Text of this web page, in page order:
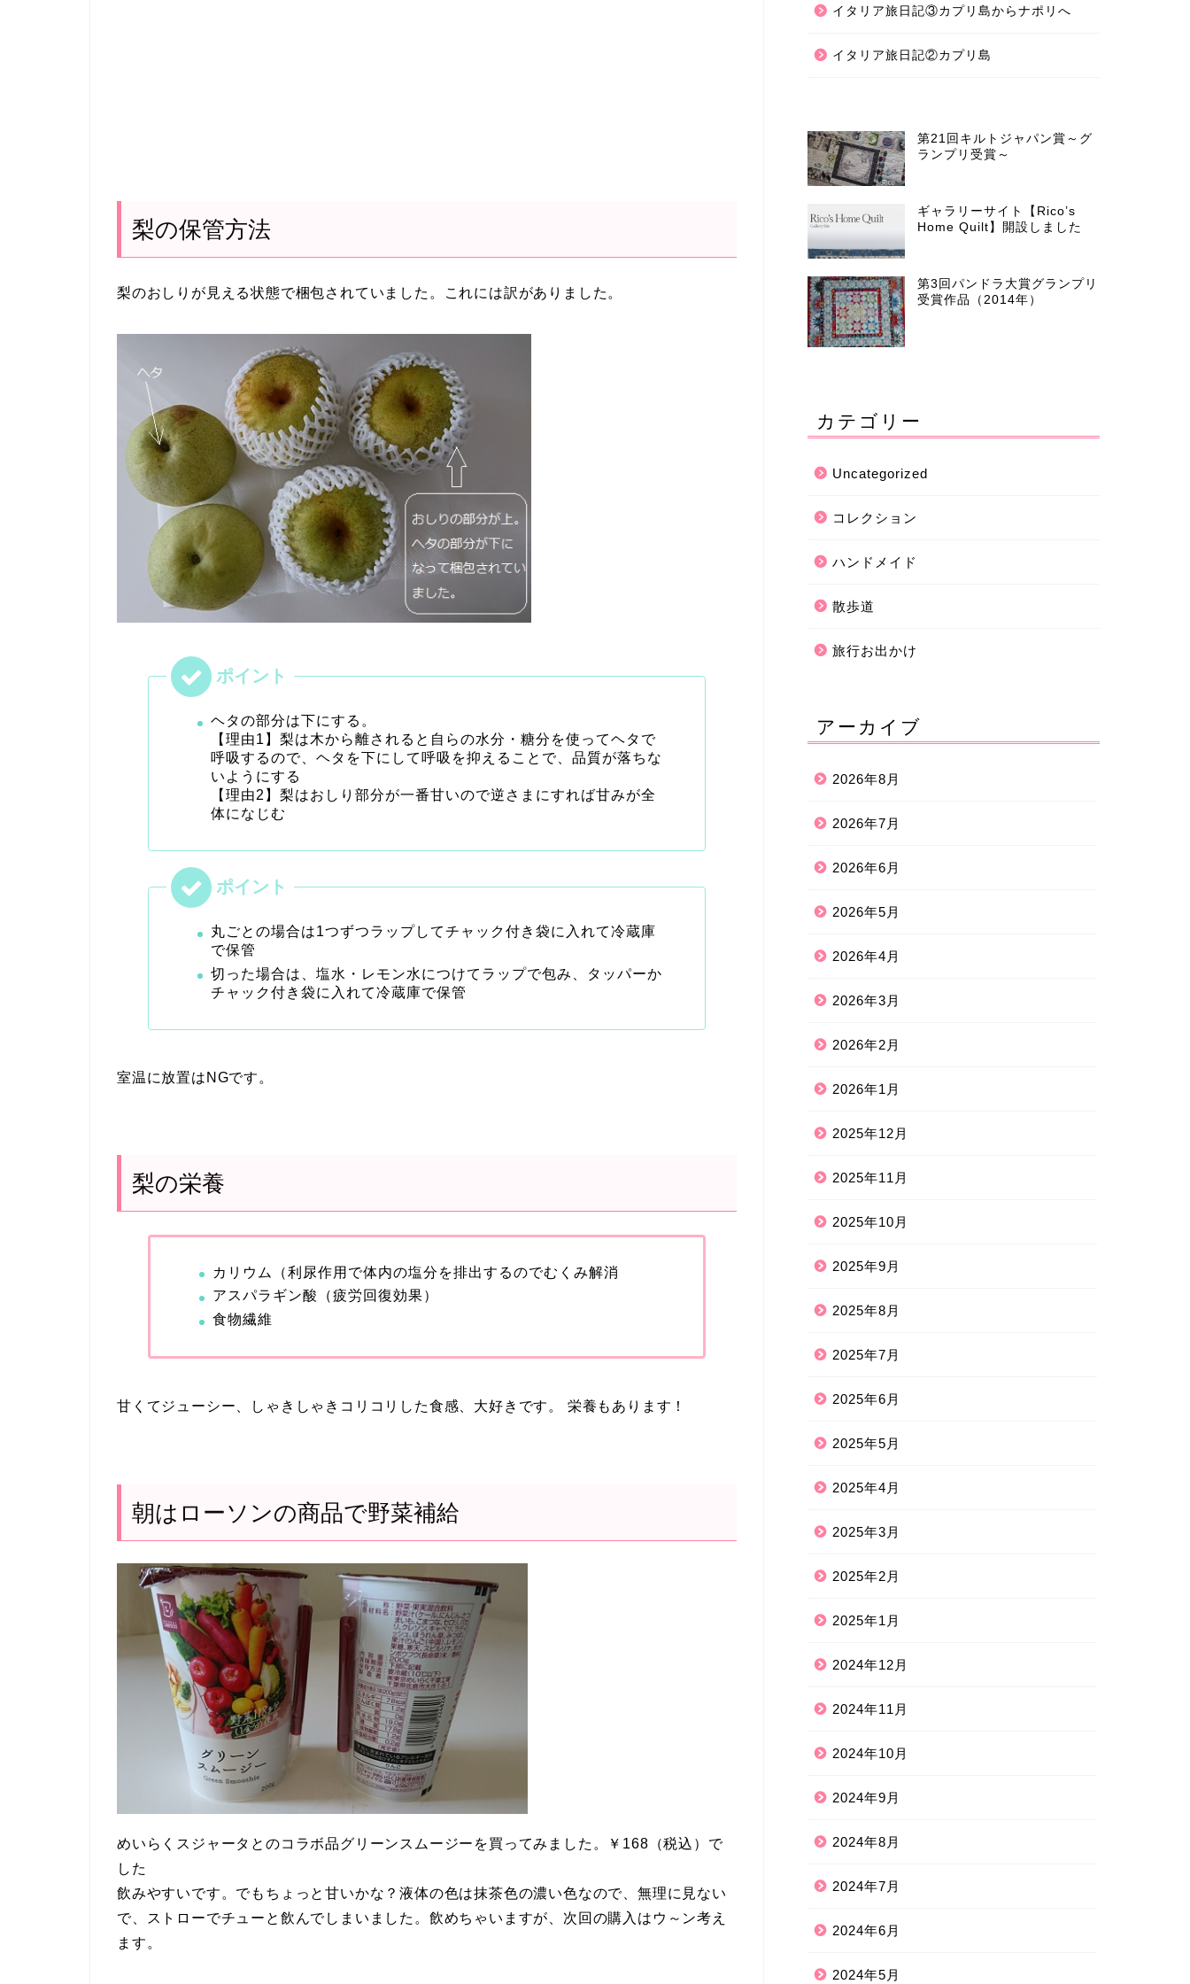
梨の保管方法
梨のおしりが見える状態で梱包されていました。これには訳がありました。
ヘタの部分は下にする。
【理由1】梨は木から離されると自らの水分・糖分を使ってヘタで
呼吸するので、ヘタを下にして呼吸を抑えることで、品質が落ちな
いようにする
【理由2】梨はおしり部分が一番甘いので逆さまにすれば甘みが全
体になじむ
丸ごとの場合は1つずつラップしてチャック付き袋に入れて冷蔵庫
で保管
切った場合は、塩水・レモン水につけてラップで包み、タッパーか
チャック付き袋に入れて冷蔵庫で保管
室温に放置はNGです。
梨の栄養
カリウム（利尿作用で体内の塩分を排出するのでむくみ解消
アスパラギン酸（疲労回復効果）
食物繊維
甘くてジューシー、しゃきしゃきコリコリした食感、大好きです。 栄養もあります！
朝はローソンの商品で野菜補給
めいらくスジャータとのコラボ品グリーンスムージーを買ってみました。￥168（税込）で
した
飲みやすいです。でもちょっと甘いかな？液体の色は抹茶色の濃い色なので、無理に見ない
で、ストローでチューと飲んでしまいました。飲めちゃいますが、次回の購入はウ～ン考え
ます。
イタリア旅日記③カプリ島からナポリへ
イタリア旅日記②カプリ島
第21回キルトジャパン賞～グ
ランプリ受賞～
ギャラリーサイト【Rico’s
Home Quilt】開設しました
第3回パンドラ大賞グランプリ
受賞作品（2014年）
カテゴリー
Uncategorized
コレクション
ハンドメイド
散歩道
旅行お出かけ
アーカイブ
2026年8月
2026年7月
2026年6月
2026年5月
2026年4月
2026年3月
2026年2月
2026年1月
2025年12月
2025年11月
2025年10月
2025年9月
2025年8月
2025年7月
2025年6月
2025年5月
2025年4月
2025年3月
2025年2月
2025年1月
2024年12月
2024年11月
2024年10月
2024年9月
2024年8月
2024年7月
2024年6月
2024年5月